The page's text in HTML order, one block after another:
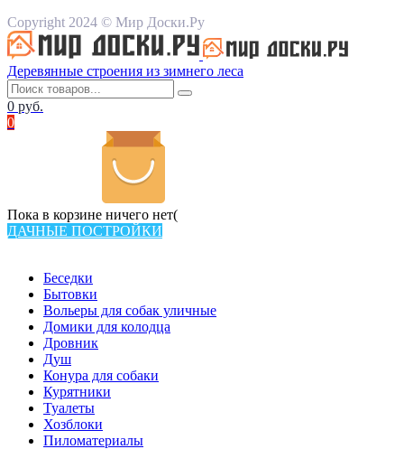
Copyright 2024 © Мир Доски.Ру
Деревянные строения из зимнего леса
0 руб.
0
Пока в корзине ничего нет(
ДАЧНЫЕ ПОСТРОЙКИ
Беседки
Бытовки
Вольеры для собак уличные
Домики для колодца
Дровник
Душ
Конура для собаки
Курятники
Туалеты
Хозблоки
Пиломатериалы